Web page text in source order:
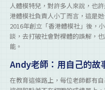
人體模特兒，對許多人來說，也
港體模社負責人小丁而言，這是
2016年創立「香港體模社」後，
談，去打破社會對裸體的誤解，
能。
Andy老師：用自己的故
在教育這條路上，每位老師都有